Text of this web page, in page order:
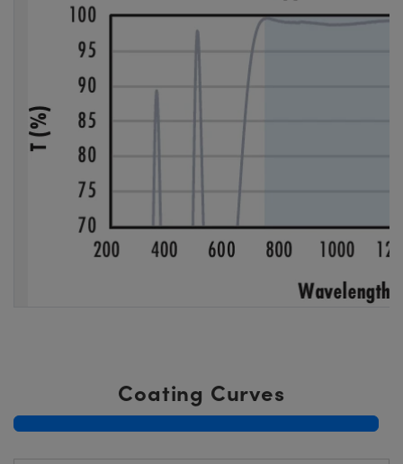
Coating Curves